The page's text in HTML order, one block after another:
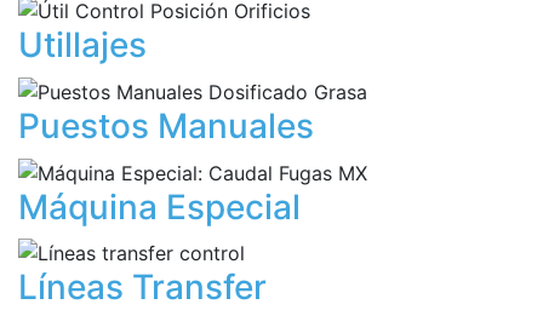
Utillajes
Puestos Manuales
Máquina Especial
Líneas Transfer